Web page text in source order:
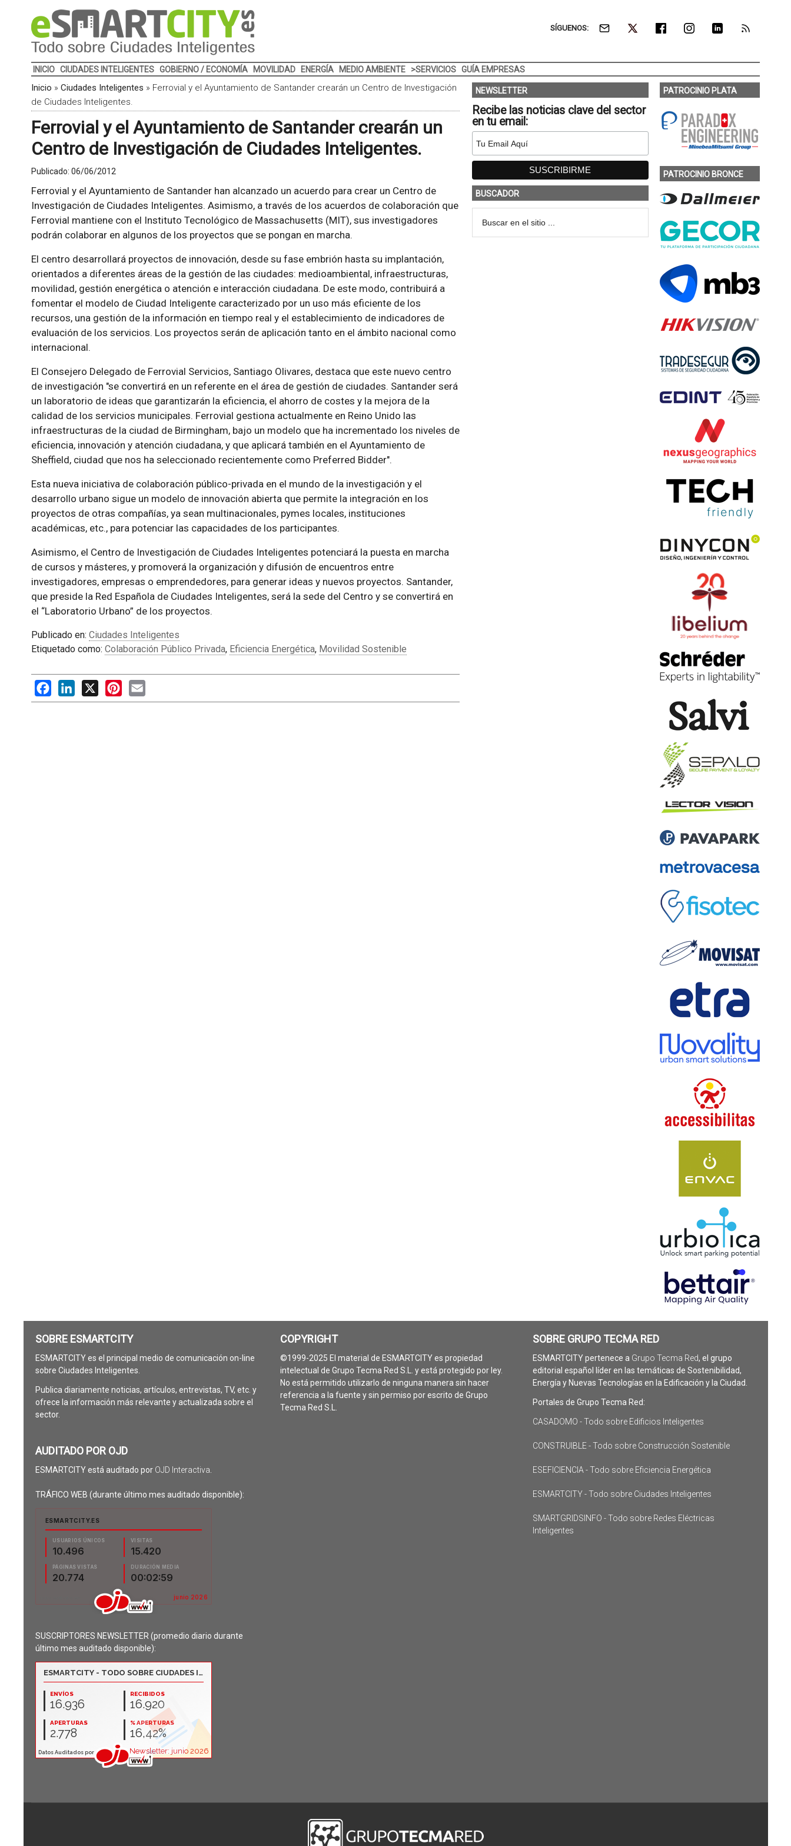
SÍGUENOS:
INICIO CIUDADES INTELIGENTES GOBIERNO / ECONOMÍA MOVILIDAD ENERGÍA MEDIO AMBIENTE >SERVICIOS GUÍA EMPRESAS
Inicio » Ciudades Inteligentes » Ferrovial y el Ayuntamiento de Santander crearán un Centro de Investigación
de Ciudades Inteligentes.
Ferrovial y el Ayuntamiento de Santander crearán un
Centro de Investigación de Ciudades Inteligentes.
Publicado: 06/06/2012
Ferrovial y el Ayuntamiento de Santander han alcanzado un acuerdo para crear un Centro de
Investigación de Ciudades Inteligentes. Asimismo, a través de los acuerdos de colaboración que
Ferrovial mantiene con el Instituto Tecnológico de Massachusetts (MIT), sus investigadores
podrán colaborar en algunos de los proyectos que se pongan en marcha.
El centro desarrollará proyectos de innovación, desde su fase embrión hasta su implantación,
orientados a diferentes áreas de la gestión de las ciudades: medioambiental, infraestructuras,
movilidad, gestión energética o atención e interacción ciudadana. De este modo, contribuirá a
fomentar el modelo de Ciudad Inteligente caracterizado por un uso más eficiente de los
recursos, una gestión de la información en tiempo real y el establecimiento de indicadores de
evaluación de los servicios. Los proyectos serán de aplicación tanto en el ámbito nacional como
internacional.
El Consejero Delegado de Ferrovial Servicios, Santiago Olivares, destaca que este nuevo centro
de investigación "se convertirá en un referente en el área de gestión de ciudades. Santander será
un laboratorio de ideas que garantizarán la eficiencia, el ahorro de costes y la mejora de la
calidad de los servicios municipales. Ferrovial gestiona actualmente en Reino Unido las
infraestructuras de la ciudad de Birmingham, bajo un modelo que ha incrementado los niveles de
eficiencia, innovación y atención ciudadana, y que aplicará también en el Ayuntamiento de
Sheffield, ciudad que nos ha seleccionado recientemente como Preferred Bidder".
Esta nueva iniciativa de colaboración público-privada en el mundo de la investigación y el
desarrollo urbano sigue un modelo de innovación abierta que permite la integración en los
proyectos de otras compañías, ya sean multinacionales, pymes locales, instituciones
académicas, etc., para potenciar las capacidades de los participantes.
Asimismo, el Centro de Investigación de Ciudades Inteligentes potenciará la puesta en marcha
de cursos y másteres, y promoverá la organización y difusión de encuentros entre
investigadores, empresas o emprendedores, para generar ideas y nuevos proyectos. Santander,
que preside la Red Española de Ciudades Inteligentes, será la sede del Centro y se convertirá en
el “Laboratorio Urbano” de los proyectos.
Publicado en: Ciudades Inteligentes
Etiquetado como: Colaboración Público Privada, Eficiencia Energética, Movilidad Sostenible
FacebookLinkedIn
X PinterestEmail
NEWSLETTER
Recibe las noticias clave del sector
en tu email:
BUSCADOR
PATROCINIO PLATA
PATROCINIO BRONCE
SOBRE ESMARTCITY
ESMARTCITY es el principal medio de comunicación on-line
sobre Ciudades Inteligentes.
Publica diariamente noticias, artículos, entrevistas, TV, etc. y
ofrece la información más relevante y actualizada sobre el
sector.
AUDITADO POR OJD
ESMARTCITY está auditado por OJD Interactiva
TRÁFICO WEB (durante último mes auditado disponible):
SUSCRIPTORES NEWSLETTER (promedio diario durante
último mes auditado disponible):
COPYRIGHT
©1999-2025 El material de ESMARTCITY es propiedad
intelectual de Grupo Tecma Red S.L. y está protegido por ley.
No está permitido utilizarlo de ninguna manera sin hacer
referencia a la fuente y sin permiso por escrito de Grupo
Tecma Red S.L.
SOBRE GRUPO TECMA RED
ESMARTCITY pertenece a Grupo Tecma Red, el grupo
editorial español líder en las temáticas de Sostenibilidad,
Energía y Nuevas Tecnologías en la Edificación y la Ciudad.
Portales de Grupo Tecma Red:
CASADOMO - Todo sobre Edificios Inteligentes
CONSTRUIBLE - Todo sobre Construcción Sostenible
ESEFICIENCIA - Todo sobre Eficiencia Energética
ESMARTCITY - Todo sobre Ciudades Inteligentes
SMARTGRIDSINFO - Todo sobre Redes Eléctricas
Inteligentes